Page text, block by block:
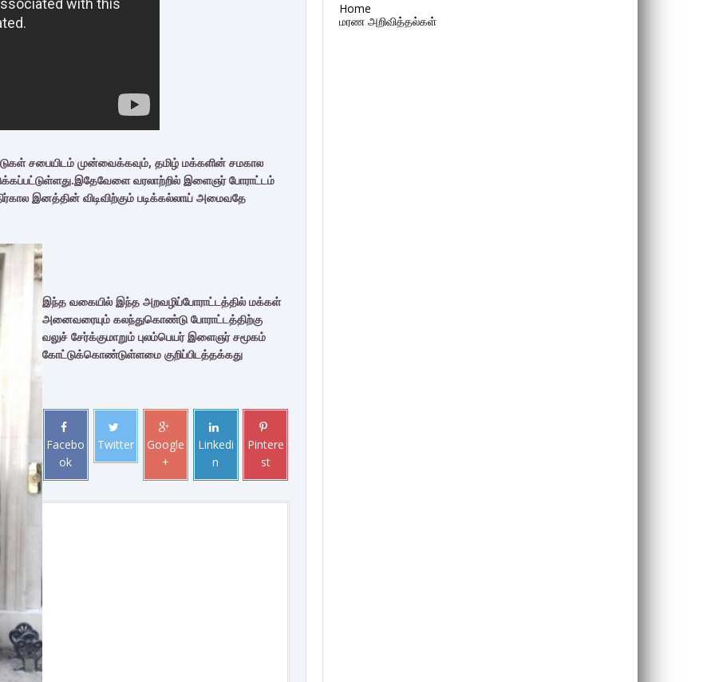
சபையிடம் முன்வைக்கவும், தமிழ் மக்களின் சமகால
இதேவேளை வரலாற்றில் இளைஞர் போராட்டம்
இனத்தின் விடிவிற்கும் படிக்கல்லாய் அமைவதே
இந்த வகையில் இந்த அறவழிப்போராட்டத்தில் மக்கள்
அனைவரையும் கலந்துகொண்டு போராட்டத்திற்கு
வலுச் சேர்க்குமாறும் புலம்பெயர் இளைஞர் சமூகம்
கோட்டுக்கொண்டுள்ளமை குறிப்பிடத்தக்கது
Facebo
ok
Twitter
Google
+
Linkedi
n
Pintere
st
Home
மரண அறிவித்தல்கள்